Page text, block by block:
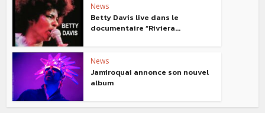
News
Betty Davis live dans le
documentaire “Riviera...
News
Jamiroquai annonce son nouvel
album